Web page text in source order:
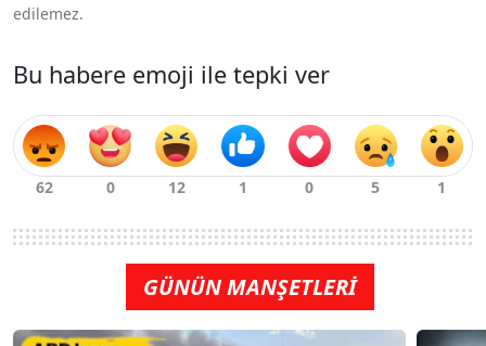
edilemez.
Bu habere emoji ile tepki ver
GÜNÜN MANŞETLERİ